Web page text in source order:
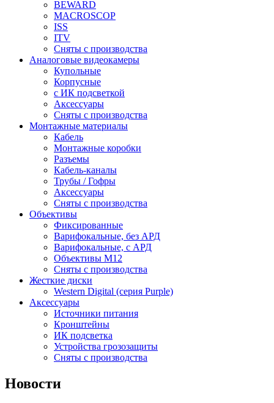
BEWARD
MACROSCOP
ISS
ITV
Сняты с производства
Аналоговые видеокамеры
Купольные
Корпусные
c ИК подсветкой
Аксессуары
Сняты с производства
Монтажные материалы
Кабель
Монтажные коробки
Разъемы
Кабель-каналы
Трубы / Гофры
Аксессуары
Сняты с производства
Объективы
Фиксированные
Варифокальные, без АРД
Варифокальные, с АРД
Объективы M12
Сняты с производства
Жесткие диски
Western Digital (серия Purple)
Аксессуары
Источники питания
Кронштейны
ИК подсветка
Устройства грозозащиты
Сняты с производства
Новости